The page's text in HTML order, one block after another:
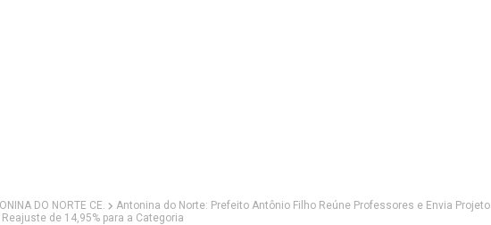
DO NORTE CE.
Antonina do Norte: Prefeito Antônio Filho Reúne Professores e Envia Projeto
de 14,95% para a Categoria